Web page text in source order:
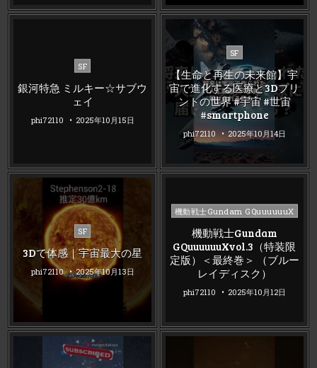
Posted
SF
銀河特急 ミルキー☆サブウ
ェイ
phi72110 2025年10月15日
Posted
in
SF
【生命と再生の未来館】宇
宙で進化する医療と3Dプリ
ントの世界 #宇宙 #世宙
#smartphone
phi72110 2025年10月14日
Posted
in
SF
3Dで体感｜宇宙最大の星
phi72110 2025年10月13日
Posted
機動戦士Gundam GQuuuuuuX
機動戦士Gundam
GQuuuuuuXvol.3（特装限
定版）＜最終巻＞ （ブルー
レイディスク）
phi72110 2025年10月12日